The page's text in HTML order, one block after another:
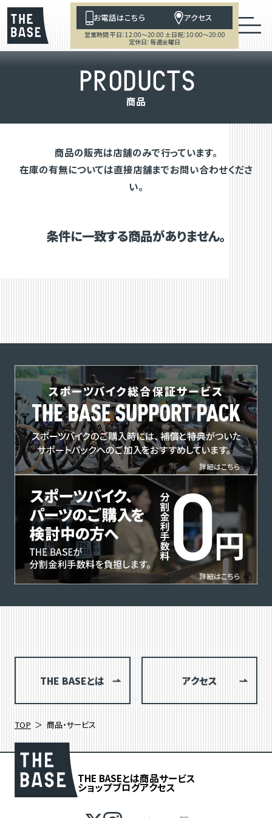
お電話はこちら アクセス
営業時間 平日：12:00～20:00 土日祝：10:00～20:00
定休日：毎週金曜日
PRODUCTS
商品
商品の販売は店舗のみで行っています。
在庫の有無については直接店舗までお問い合わせくださ
い。
条件に一致する商品がありません。
THE BASEとは アクセス
TOP 商品・サービス
THE BASEとは商品サービス
ショップブログアクセス